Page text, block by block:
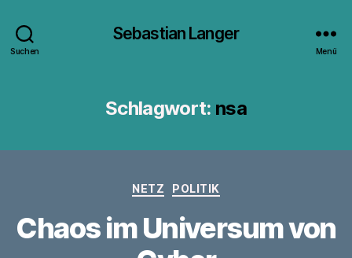
Suchen
Sebastian Langer
Menü
Schlagwort: nsa
Kategorien
NETZ POLITIK
Chaos im Universum von